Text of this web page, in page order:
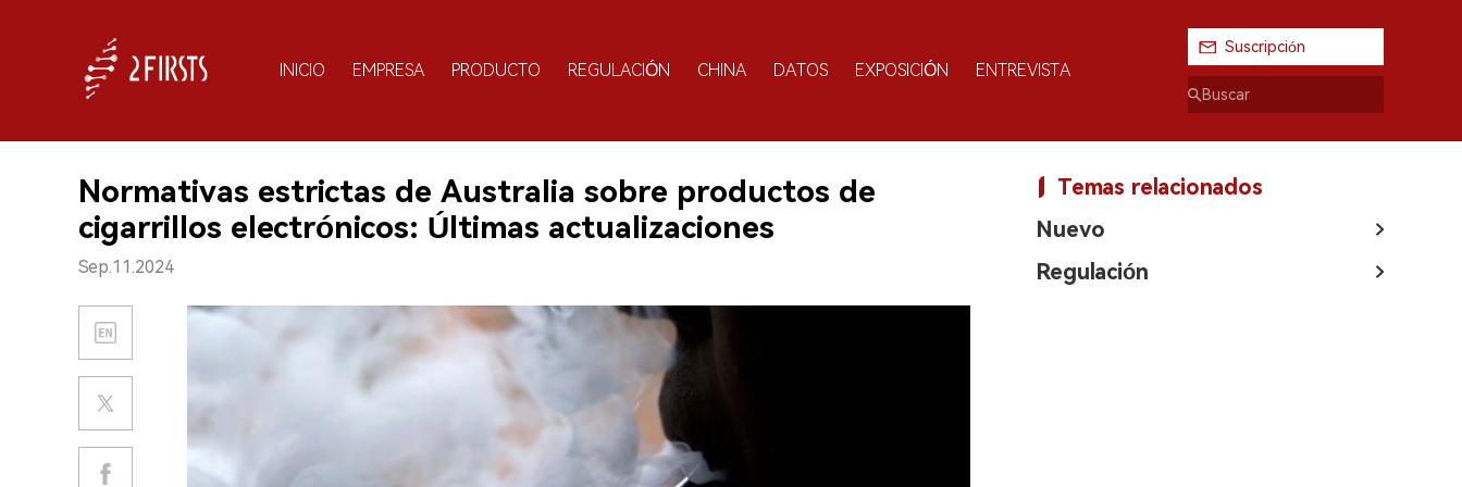
INICIO EMPRESA PRODUCTO REGULACIÓN CHINA DATOS EXPOSICIÓN ENTREVISTA
Suscripción
Normativas estrictas de Australia sobre productos de
cigarrillos electrónicos: Últimas actualizaciones
Sep.11.2024
Temas relacionados
Nuevo
Regulación